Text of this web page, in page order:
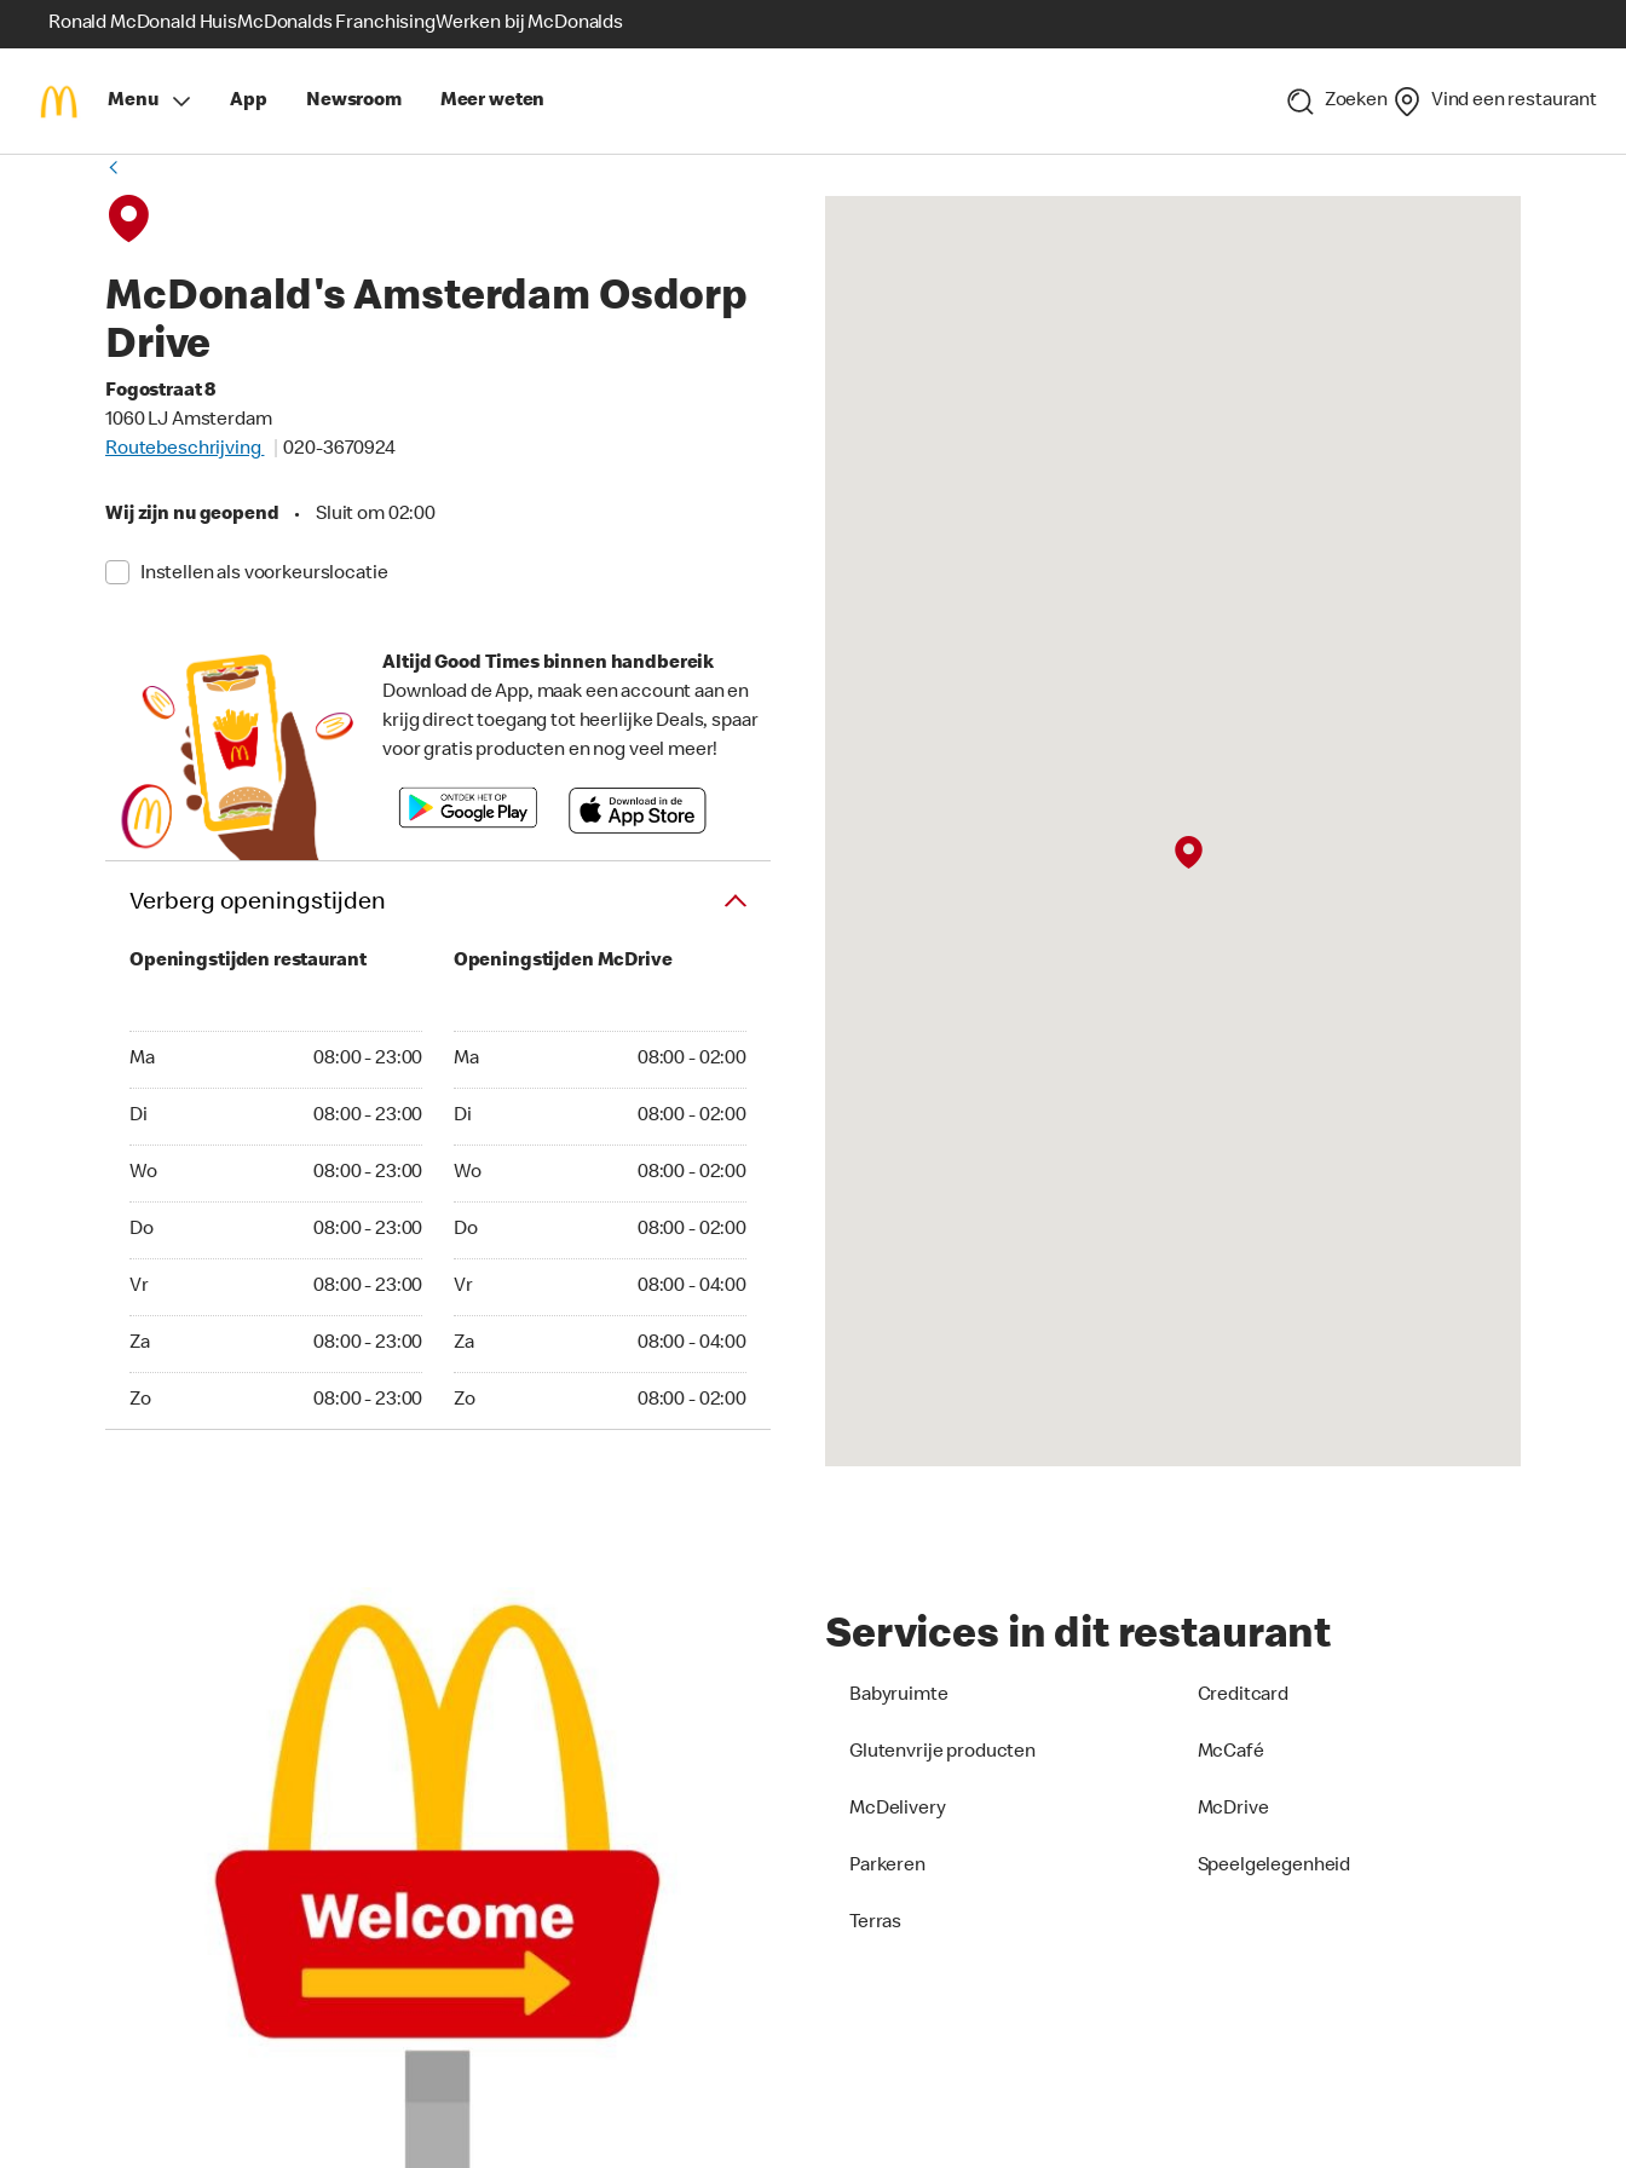
Ronald McDonald HuisMcDonalds FranchisingWerken bij McDonalds
Menu App Newsroom Meer weten Zoeken Vind een restaurant
McDonald's Amsterdam Osdorp
Drive
Fogostraat 8
1060 LJ Amsterdam
Routebeschrijving
020-3670924
Wij zijn nu geopend • Sluit om 02:00
Instellen als voorkeurslocatie
Altijd Good Times binnen handbereik
Download de App, maak een account aan en
krijg direct toegang tot heerlijke Deals, spaar
voor gratis producten en nog veel meer!
Verberg openingstijden
Openingstijden restaurant
Ma 08:00 - 23:00
Di 08:00 - 23:00
Wo 08:00 - 23:00
Do 08:00 - 23:00
Vr 08:00 - 23:00
Za 08:00 - 23:00
Zo 08:00 - 23:00
Openingstijden McDrive
Ma 08:00 - 02:00
Di 08:00 - 02:00
Wo 08:00 - 02:00
Do 08:00 - 02:00
Vr 08:00 - 04:00
Za 08:00 - 04:00
Zo 08:00 - 02:00
Services in dit restaurant
Babyruimte Creditcard
Glutenvrije producten McCafé
McDelivery McDrive
Parkeren Speelgelegenheid
Terras